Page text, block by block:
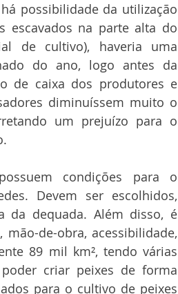
possibilidade da utilização
escavados na parte alta do
de cultivo), haveria uma
do ano, logo antes da
de caixa dos produtores e
diminuíssem muito o
um prejuízo para o
condições para o
Devem ser escolhidos,
da dequada. Além disso, é
de-obra, acessibilidade,
89 mil km², tendo várias
criar peixes de forma
para o cultivo de peixes